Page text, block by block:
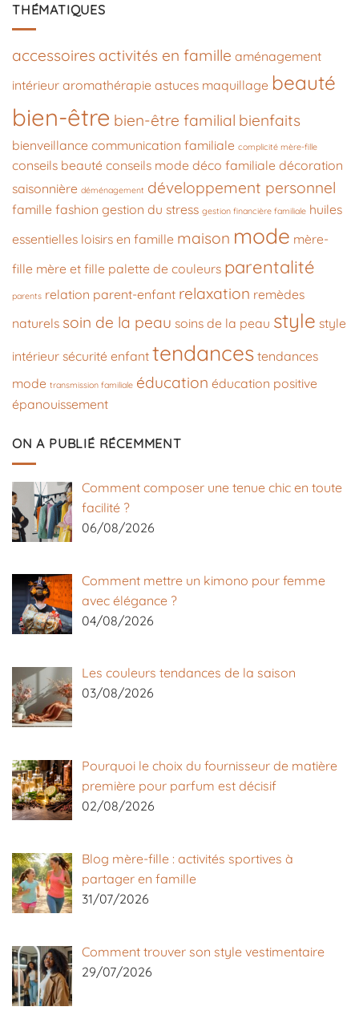
THÉMATIQUES
accessoires activités en famille aménagement
intérieur aromathérapie astuces maquillage beauté
bien-être bien-être familial bienfaits
bienveillance communication familiale complicité mère-fille
conseils beauté conseils mode déco familiale décoration
saisonnière déménagement développement personnel
famille fashion gestion du stress gestion financière familiale huiles
essentielles loisirs en famille maison mode mère-
fille mère et fille palette de couleurs parentalité
parents relation parent-enfant relaxation remèdes
naturels soin de la peau soins de la peau style style
intérieur sécurité enfant tendances tendances
mode transmission familiale éducation éducation positive
épanouissement
ON A PUBLIÉ RÉCEMMENT
Comment composer une tenue chic en toute
facilité ?
06/08/2026
Comment mettre un kimono pour femme
avec élégance ?
04/08/2026
Les couleurs tendances de la saison
03/08/2026
Pourquoi le choix du fournisseur de matière
première pour parfum est décisif
02/08/2026
Blog mère-fille : activités sportives à
partager en famille
31/07/2026
Comment trouver son style vestimentaire
29/07/2026